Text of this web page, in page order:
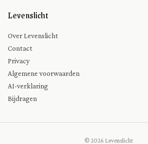
Levenslicht
Over Levenslicht
Contact
Privacy
Algemene voorwaarden
AI-verklaring
Bijdragen
© 2026 Levenslicht